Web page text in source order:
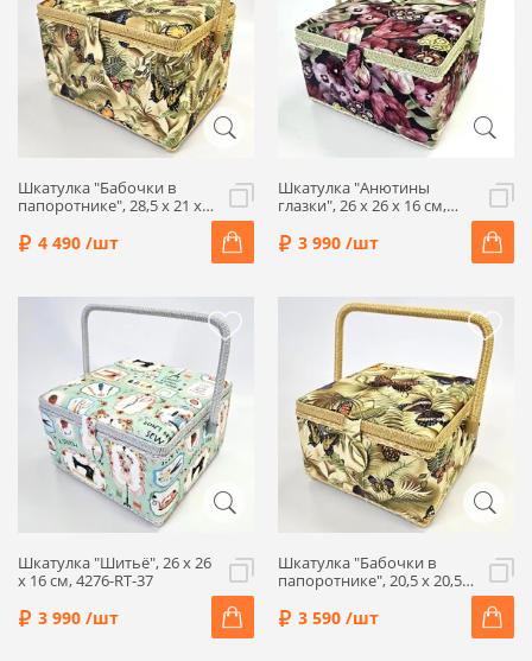
Шкатулка "Бабочки в
папоротнике", 28,5 x 21 x
4 490 /шт
Шкатулка "Анютины
глазки", 26 x 26 x 16 см,
3 990 /шт
Шкатулка "Шитьё", 26 x 26
x 16 см, 4276-RT-37
3 990 /шт
Шкатулка "Бабочки в
папоротнике", 20,5 x 20,5 x
3 590 /шт